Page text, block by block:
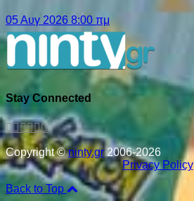
05 Αυγ 2026 8:00 πμ
Stay Connected
Copyright ©ninty.gr2006-2026
Privacy Policy
Back to Top